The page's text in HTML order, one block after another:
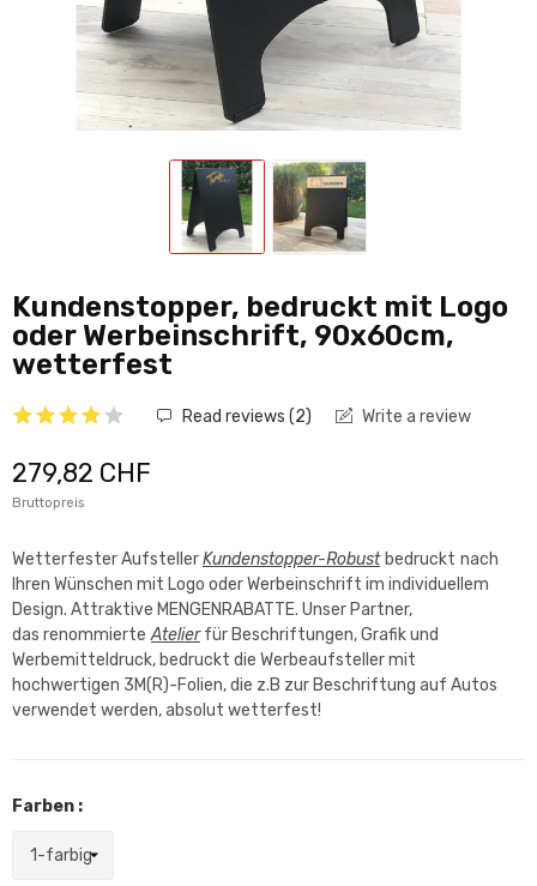
Kundenstopper, bedruckt mit Logo
oder Werbeinschrift, 90x60cm,
wetterfest
Read reviews (2) Write a review
279,82 CHF
Bruttopreis
Wetterfester AufstellerKundenstopper-Robust bedruckt nach
Ihren Wünschen mit Logo oder Werbeinschrift im individuellem
Design. Attraktive MENGENRABATTE. Unser Partner,
das renommierte Atelierfür Beschriftungen, Grafik und
Werbemitteldruck, bedruckt die Werbeaufsteller mit
hochwertigen 3M(R)-Folien, die z.B zur Beschriftung auf Autos
verwendet werden, absolut wetterfest!
Farben :